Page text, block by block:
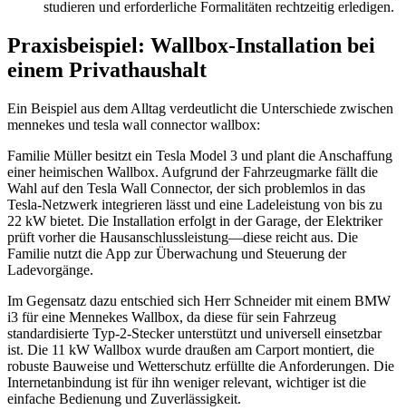
studieren und erforderliche Formalitäten rechtzeitig erledigen.
Praxisbeispiel: Wallbox-Installation bei
einem Privathaushalt
Ein Beispiel aus dem Alltag verdeutlicht die Unterschiede zwischen
mennekes und tesla wall connector wallbox:
Familie Müller besitzt ein Tesla Model 3 und plant die Anschaffung
einer heimischen Wallbox. Aufgrund der Fahrzeugmarke fällt die
Wahl auf den Tesla Wall Connector, der sich problemlos in das
Tesla-Netzwerk integrieren lässt und eine Ladeleistung von bis zu
22 kW bietet. Die Installation erfolgt in der Garage, der Elektriker
prüft vorher die Hausanschlussleistung—diese reicht aus. Die
Familie nutzt die App zur Überwachung und Steuerung der
Ladevorgänge.
Im Gegensatz dazu entschied sich Herr Schneider mit einem BMW
i3 für eine Mennekes Wallbox, da diese für sein Fahrzeug
standardisierte Typ-2-Stecker unterstützt und universell einsetzbar
ist. Die 11 kW Wallbox wurde draußen am Carport montiert, die
robuste Bauweise und Wetterschutz erfüllte die Anforderungen. Die
Internetanbindung ist für ihn weniger relevant, wichtiger ist die
einfache Bedienung und Zuverlässigkeit.